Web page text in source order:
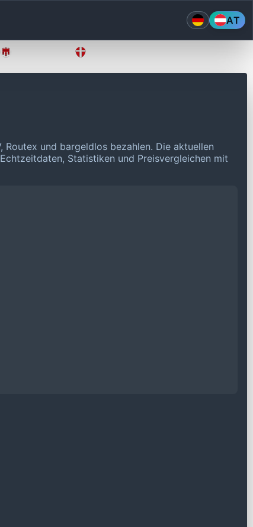
AT
Routex und bargeldlos bezahlen. Die aktuellen
Statistiken und Preisvergleichen mit